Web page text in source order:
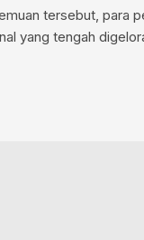
tersebut, para
yang tengah